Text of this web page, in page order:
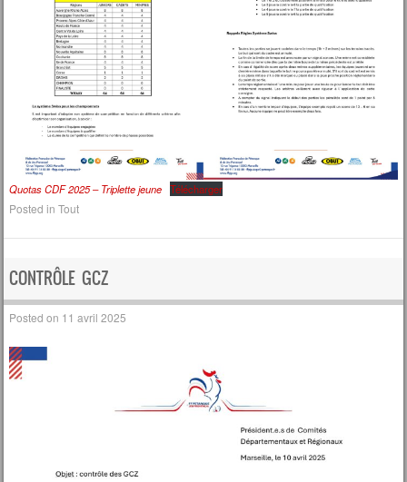
Quotas CDF 2025 – Triplette jeune Télécharger
Posted inTout
CONTRÔLE GCZ
Posted on 11 avril 2025